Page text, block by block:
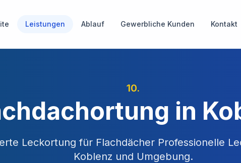
Leistungen Ablauf Gewerbliche Kunden Kontakt
10.
in
Leckortung für FlachdächerProfessionelle
Koblenz und Umgebung.